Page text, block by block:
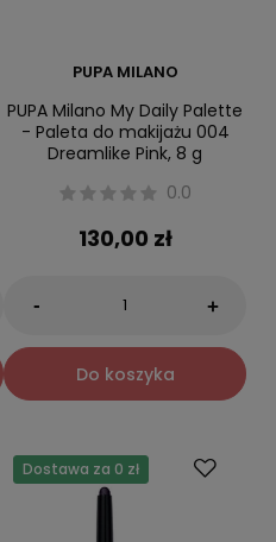
PUPA MILANO
PUPA Milano My Daily Palette
- Paleta do makijażu 004
Dreamlike Pink, 8 g
0.0
130,00 zł
- +
Do koszyka
Dostawa za 0 zł